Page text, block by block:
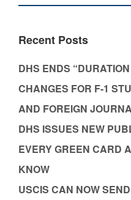
Recent Posts
DHS ENDS
CHANGES FOR F-1
AND FOREIGN
DHS ISSUES NEW
EVERY GREEN CARD
KNOW
USCIS CAN NOW